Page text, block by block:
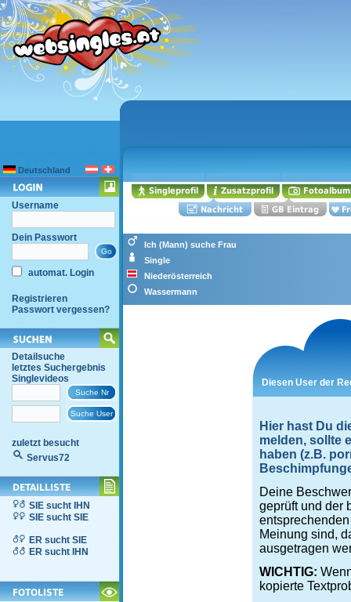
Deutschland
Username
Dein Passwort
automat. Login
Registrieren
Passwort vergessen?
Detailsuche
letztes Suchergebnis
Singlevideos
zuletzt besucht
Servus72
SIE sucht IHN
SIE sucht SIE
ER sucht SIE
ER sucht IHN
Ich (Mann) suche Frau
Single
Niederösterreich
Wassermann
Diesen User der
Hier hast Du
melden, sollte
haben (z.B.
Deine
geprüft und der
Meinung sind,
ausgetragen
WICHTIG:
kopierte